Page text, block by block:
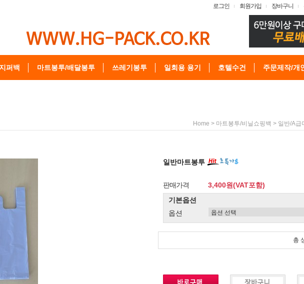
로그인 회원가입 장바구니
지퍼백 마트봉투/배달봉투 쓰레기봉투 일회용 용기 호텔수건 주문제작/개
Home > 마트봉투/비닐쇼핑백 > 일반/A급
일반마트봉투
판매가격
3,400원(VAT포함)
기본옵션
옵션
총